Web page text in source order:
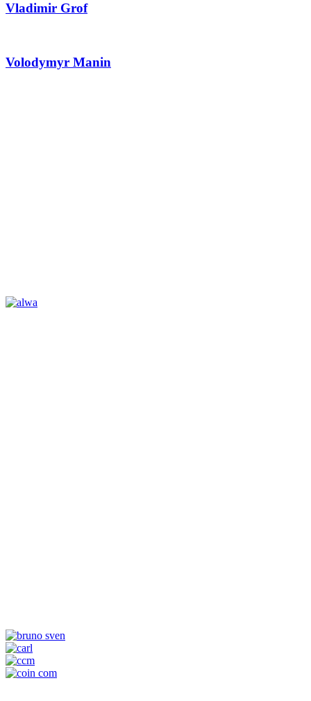
Vladimir Grof
Volodymyr Manin